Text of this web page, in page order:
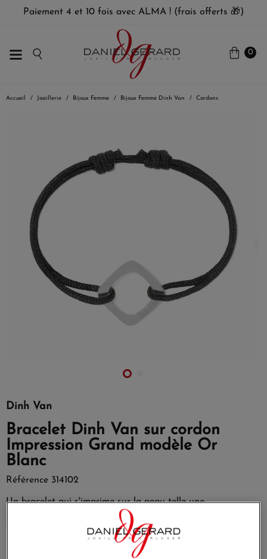
Paiement 4 et 10 fois avec ALMA ! (frais offerts 🎁)
0
Accueil Joaillerie Bijoux Femme Bijoux Femme Dinh Van Cordons
Dinh Van
Bracelet Dinh Van sur cordon
Impression Grand modèle Or
Blanc
Référence 314102
Un bracelet qui s'imprime sur la peau telle une
empreinte.Tantôt losange, tantôt carré, il se porte au gré
des envies.
Bracelet dinh van Impression sur cordon grand modèle, or